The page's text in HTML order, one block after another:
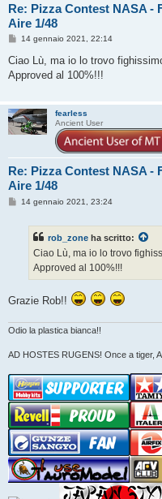
Re: Pizza Contest NASA -
Aire 1/48
M
s
a
i
o
14 gennaio 2021, 22:14
Ciao Lù, ma io lo trovo
Approved al 100%!!!
fearless
Ancient User
Re: Pizza Contest NASA -
Aire 1/48
M14 gennaio 2021, 23:24
rob_zone ha scritto:
Ciao Lù, ma io lo trovo
Approved al 100%!!!
Grazie Rob!!
Odio la plastica bianca!!
AD HOSTES RUGENS! Once a tiger,